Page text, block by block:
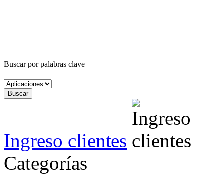
Buscar por palabras clave
Ingreso clientes
Categorías